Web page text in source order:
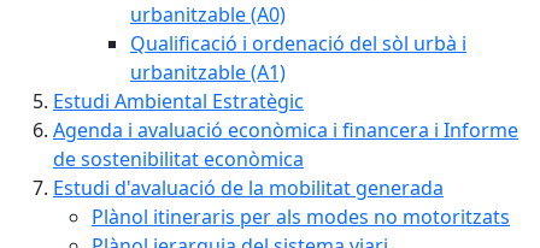
urbanitzable (A0)
Qualificació i ordenació del sòl urbà i
urbanitzable (A1)
Estudi Ambiental Estratègic
Agenda i avaluació econòmica i financera i Informe
de sostenibilitat econòmica
Estudi d'avaluació de la mobilitat generada
Plànol itineraris per als modes no motoritzats